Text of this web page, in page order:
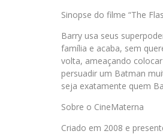
Sinopse do filme “The
Barry usa seus
família e acaba, sem
volta, ameaçando
persuadir um Batman
seja exatamente quem
Sobre o CineMaterna
Criado em 2008 e